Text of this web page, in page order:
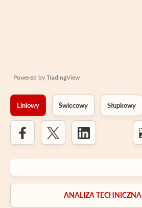
Powered by TradingView
Liniowy Świecowy Słupkowy
ANALIZA TECHNICZNA